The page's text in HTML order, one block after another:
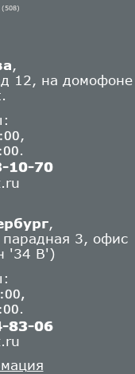
(508)
12, на домофоне
10-70
3, офис
'34 В')
83-06